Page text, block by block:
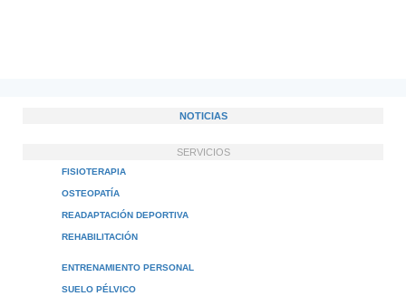
NOTICIAS
SERVICIOS
FISIOTERAPIA
OSTEOPATÍA
READAPTACIÓN DEPORTIVA
REHABILITACIÓN
ENTRENAMIENTO PERSONAL
SUELO PÉLVICO